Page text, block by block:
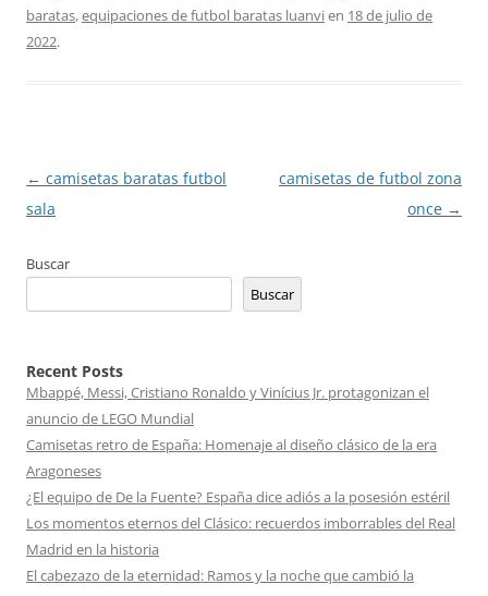
baratas,equipaciones de futbol baratas luanvien 18 de julio de
2022.
Navegación
de
← camisetas baratas futbol
sala
camisetas de futbol zona
once →
Buscar
Buscar
Recent Posts
Mbappé, Messi, Cristiano Ronaldo y Vinícius Jr. protagonizan el
anuncio de LEGO Mundial
Camisetas retro de España: Homenaje al diseño clásico de la era
Aragoneses
¿El equipo de De la Fuente? España dice adiós a la posesión estéril
Los momentos eternos del Clásico: recuerdos imborrables del Real
Madrid en la historia
El cabezazo de la eternidad: Ramos y la noche que cambió la